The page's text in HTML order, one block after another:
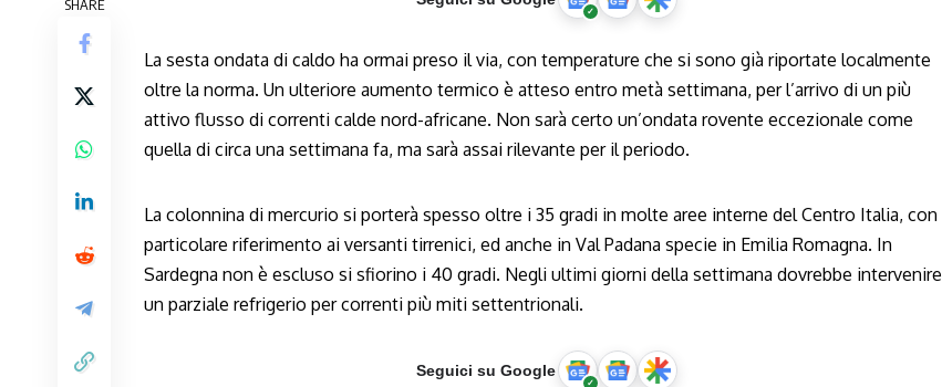
SHARE
La sesta ondata di caldo ha ormai preso il via, con temperature che si sono già riportate localmente
oltre la norma. Un ulteriore aumento termico è atteso entro metà settimana, per l’arrivo di un più
attivo flusso di correnti calde nord-africane. Non sarà certo un’ondata rovente eccezionale come
quella di circa una settimana fa, ma sarà assai rilevante per il periodo.
La colonnina di mercurio si porterà spesso oltre i 35 gradi in molte aree interne del Centro Italia, con
particolare riferimento ai versanti tirrenici, ed anche in Val Padana specie in Emilia Romagna. In
Sardegna non è escluso si sfiorino i 40 gradi. Negli ultimi giorni della settimana dovrebbe intervenire
un parziale refrigerio per correnti più miti settentrionali.
Seguici su Google